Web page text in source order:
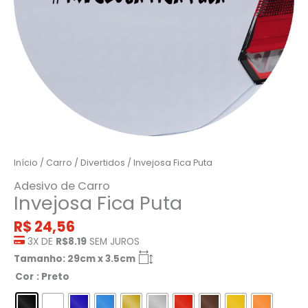
Início / Carro / Divertidos / Invejosa Fica Puta
Adesivo de Carro
Invejosa Fica Puta
R$ 24,56
3X DE R$8.19 SEM JUROS
Tamanho: 29cm x 3.5cm
Cor : Preto